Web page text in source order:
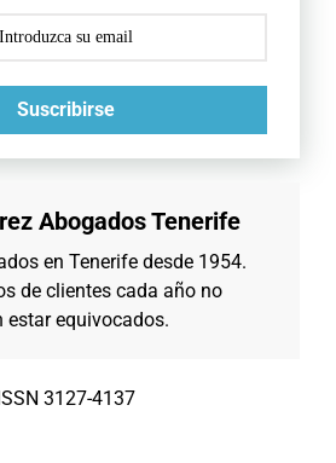
Suscribirse
Abogados Tenerife
en Tenerife desde 1954.
de clientes cada año no
estar equivocados.
3127-4137